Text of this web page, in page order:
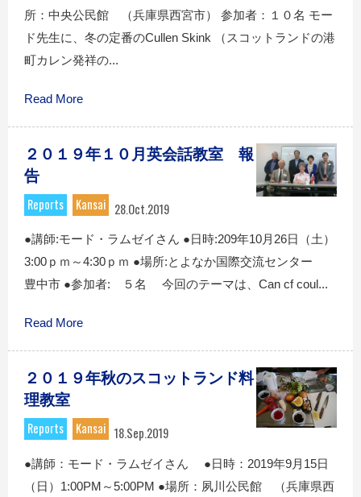
所：中央公民館 （兵庫県西宮市） 参加者：１０名 モー
ド先生に、冬の定番のCullen Skink （スコットランドの港
町カレン発祥の...
Read More
２０１９年１０月英会話教室 報
告
Reports
Kansai 28.Oct.2019
●講師:モード・ラムゼイさん ●日時:209年10月26日（土）
3:00ｐｍ～4:30ｐｍ ●場所:とよなか国際交流センター
豊中市 ●参加者: ５名 今回のテーマは、Can cf coul...
Read More
２０１９年秋のスコットランド料
理教室
Reports
Kansai 18.Sep.2019
●講師：モード・ラムゼイさん ●日時：2019年9月15日
（日）1:00PM～5:00PM ●場所：夙川公民館 （兵庫県西